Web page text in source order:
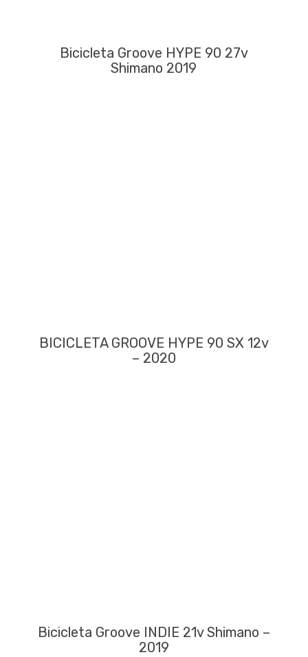
Bicicleta Groove HYPE 90 27v
Shimano 2019
BICICLETA GROOVE HYPE 90 SX 12v
– 2020
Bicicleta Groove INDIE 21v Shimano –
2019